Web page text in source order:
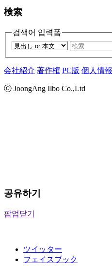
検索
검색어 입력폼
会社紹介 著作権 PC版 個人情報
ⓒ JoongAng Ilbo Co.,Ltd
공유하기
팝업닫기
ツイッター
フェイスブック